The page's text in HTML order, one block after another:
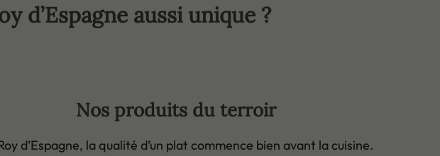
d’Espagne aussi unique ?
Nos produits du terroir
d’Espagne, la qualité d’un plat commence bien avant la cuisine.